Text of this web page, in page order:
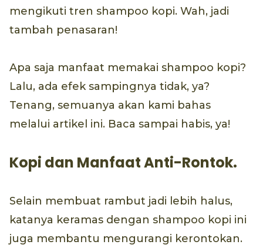
mengikuti tren shampoo kopi. Wah, jadi
tambah penasaran!
Apa saja manfaat memakai shampoo kopi?
Lalu, ada efek sampingnya tidak, ya?
Tenang, semuanya akan kami bahas
melalui artikel ini. Baca sampai habis, ya!
Kopi dan Manfaat Anti-Rontok.
Selain membuat rambut jadi lebih halus,
katanya keramas dengan shampoo kopi ini
juga membantu mengurangi kerontokan.